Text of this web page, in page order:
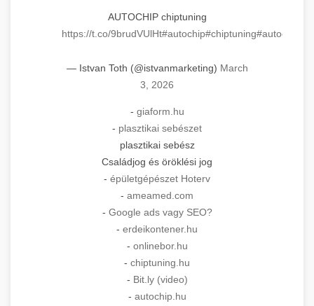
AUTOCHIP chiptuning
https://t.co/9brudVUlHt#autochip#chiptuning#autochip
— Istvan Toth (@istvanmarketing) March
3, 2026
- giaform.hu
- plasztikai sebészet
plasztikai sebész
Családjog és öröklési jog
- épületgépészet Hoterv
- ameamed.com
- Google ads vagy SEO?
- erdeikontener.hu
- onlinebor.hu
- chiptuning.hu
- Bit.ly (video)
- autochip.hu